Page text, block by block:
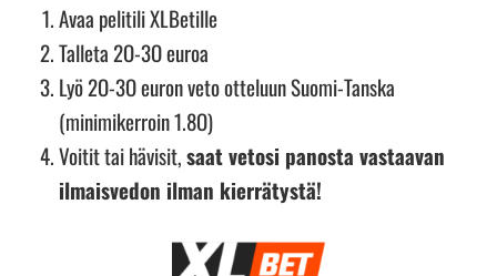
Avaa pelitili XLBetille
Talleta 2O-3O euroa
Lyö 2O-3O euron veto otteluun Suomi-Tanska
(minimikerroin 1.8O)
Voitit tai hävisit,saat vetosi panosta vastaavan
ilmaisvedon ilman kierrätystä!